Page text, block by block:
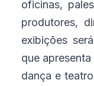
oficinas,
produtores,
exibições
que
dança e